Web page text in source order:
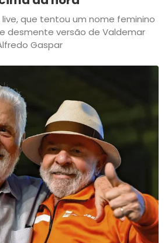
que tentou um nome feminino
desmente versão de Valdemar
Gaspar